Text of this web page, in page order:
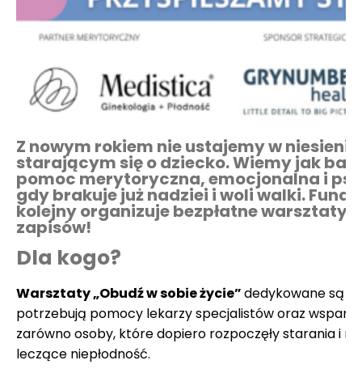
Z nowym rokiem nie ustajemy w
starającym się o dziecko. Wiemy jak
pomoc merytoryczna, emocjonalna i
gdy brakuje już nadziei i woli walki.
kolejny organizuje bezpłatne warsztaty
zapisów!
Dla kogo?
Warsztaty „Obudź w sobie życie”dedykowane są
potrzebują pomocy lekarzy specjalistów oraz
zarówno osoby, które dopiero rozpoczęły starania i
leczące niepłodność.